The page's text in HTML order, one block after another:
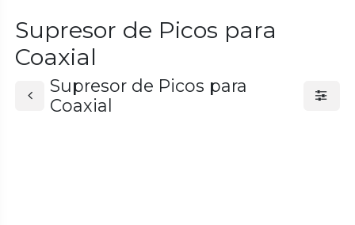
Supresor de Picos para
Coaxial
Supresor de Picos para
Coaxial